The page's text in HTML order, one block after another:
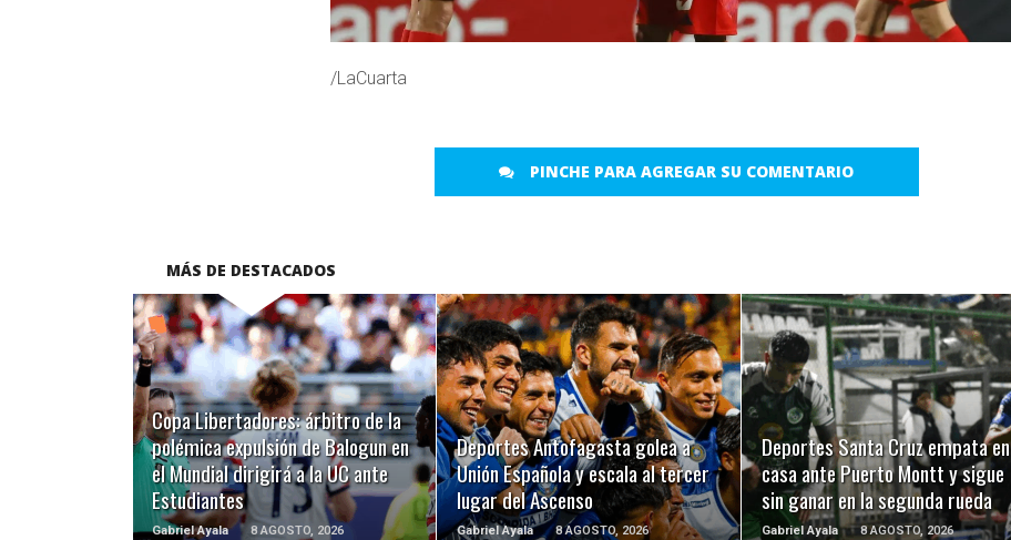
/LaCuarta
PINCHE PARA AGREGAR SU COMENTARIO
MÁS DE DESTACADOS
Copa Libertadores: árbitro de la
polémica expulsión de Balogun en
el Mundial dirigirá a la UC ante
Estudiantes
Gabriel Ayala 8 AGOSTO, 2026
LEER MÁS
Deportes Antofagasta golea a
Unión Española y escala al tercer
lugar del Ascenso
Gabriel Ayala 8 AGOSTO, 2026
LEER MÁS
Deportes Santa Cruz empata en
casa ante Puerto Montt y sigue
sin ganar en la segunda rueda
Gabriel Ayala 8 AGOSTO, 2026
LEER MÁS